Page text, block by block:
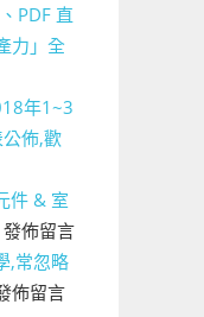
PDF 直
力」全
年1~3
佈,歡
件 & 室
發佈留言
,常忽略
佈留言